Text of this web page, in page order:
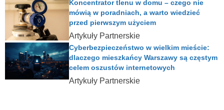
Artykuły Partnerskie
Koncentrator tlenu w domu – czego nie
mówią w poradniach, a warto wiedzieć
przed pierwszym użyciem
Artykuły Partnerskie
Cyberbezpieczeństwo w wielkim mieście:
dlaczego mieszkańcy Warszawy są częstym
celem oszustów internetowych